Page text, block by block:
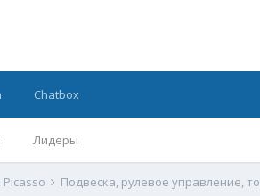
Лидеры
Chatbox
Подвеска, рулевое управление,